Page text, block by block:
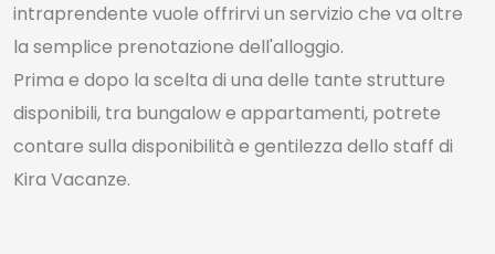
intraprendente vuole offrirvi un servizio che va oltre
la semplice prenotazione dell'alloggio.
Prima e dopo la scelta di una delle tante strutture
disponibili, tra bungalow e appartamenti, potrete
contare sulla disponibilità e gentilezza dello staff di
Kira Vacanze.